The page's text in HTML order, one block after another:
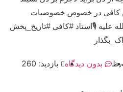
در خصوص خصوصیات
علیه 🎙استاد #کافی #تاریخ_پخش
بدون دیدگاه بازدید: 260